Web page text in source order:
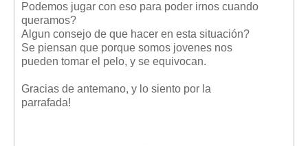
Podemos jugar con eso para poder irnos cuando
queramos?
Algun consejo de que hacer en esta situación?
Se piensan que porque somos jovenes nos
pueden tomar el pelo, y se equivocan.
Gracias de antemano, y lo siento por la
parrafada!